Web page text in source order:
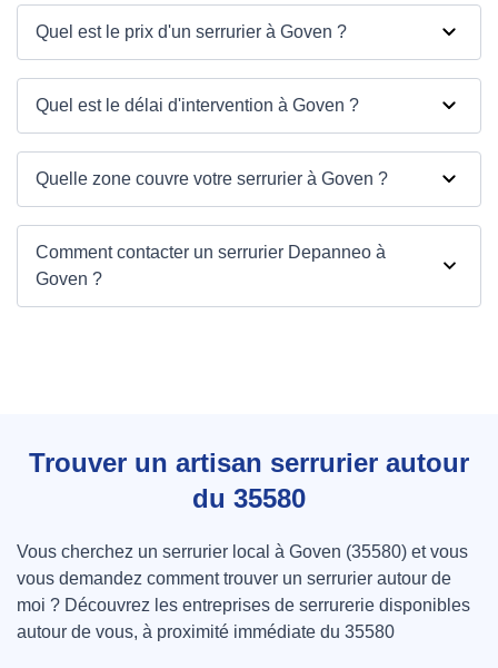
Quel est le prix d'un serrurier à Goven ?
Quel est le délai d'intervention à Goven ?
Quelle zone couvre votre serrurier à Goven ?
Comment contacter un serrurier Depanneo à
Goven ?
Trouver un artisan serrurier autour
du 35580
Vous cherchez un serrurier local à Goven (35580) et vous
vous demandez comment trouver un serrurier autour de
moi ? Découvrez les entreprises de serrurerie disponibles
autour de vous, à proximité immédiate du 35580